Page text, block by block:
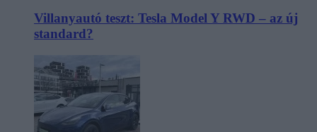
Villanyautó teszt: Tesla Model Y RWD – az új
standard?